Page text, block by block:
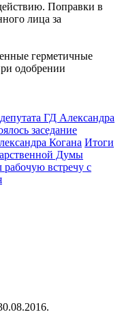
Поправки в
лица за
герметичные
одобрении
ГД Александра
заседание
Когана Итоги
Думы
встречу с